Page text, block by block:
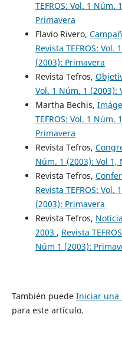
TEFROS: Vol. 1 Núm.
Primavera
Flavio Rivero,
Revista TEFROS:
(2003): Primavera
Revista Tefros,
Vol. 1 Núm. 1 (2003):
Martha Bechis,
TEFROS: Vol. 1 Núm.
Primavera
Revista Tefros,
Núm. 1 (2003): Vol 1,
Revista Tefros,
Revista TEFROS:
(2003): Primavera
Revista Tefros,
2003 , Revista
Núm 1 (2003):
También puede Iniciar una
para este artículo.